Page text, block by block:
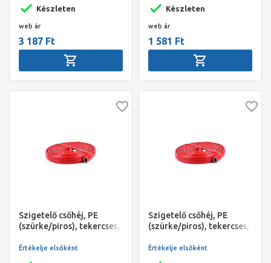
Készleten
web ár
3 187 Ft
Készleten
web ár
1 581 Ft
Szigetelő csőhéj, PE
(szürke/piros), tekercses,
NMC Climaflex Basic
Értékelje elsőként
Szigetelő csőhéj, PE
(szürke/piros), tekercses,
NMC Climaflex Basic
Értékelje elsőként